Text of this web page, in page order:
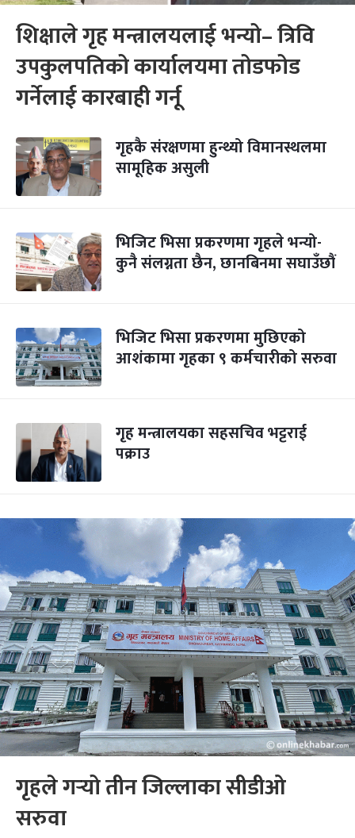
शिक्षाले गृह मन्त्रालयलाई भन्यो– त्रिवि
उपकुलपतिको कार्यालयमा तोडफोड
गर्नेलाई कारबाही गर्नू
गृहकै संरक्षणमा हुन्थ्यो विमानस्थलमा
सामूहिक असुली
भिजिट भिसा प्रकरणमा गृहले भन्यो-
कुनै संलग्नता छैन, छानबिनमा सघाउँछौं
भिजिट भिसा प्रकरणमा मुछिएको
आशंकामा गृहका ९ कर्मचारीको सरुवा
गृह मन्त्रालयका सहसचिव भट्टराई
पक्राउ
गृहले गर्‍यो तीन जिल्लाका सीडीओ
सरुवा